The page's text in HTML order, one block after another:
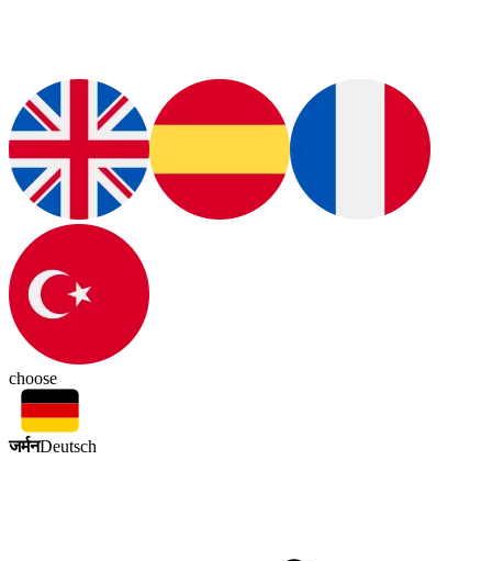
choose
जर्मनDeutsch